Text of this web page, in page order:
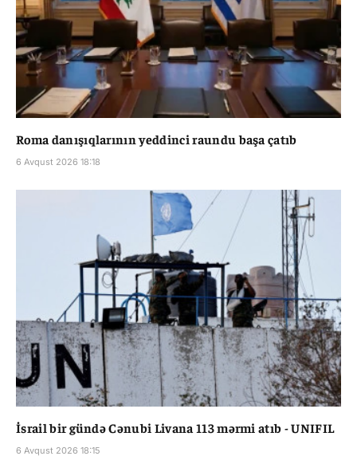
Roma danışıqlarının yeddinci raundu başa çatıb
6 Avqust 2026 18:18
İsrail bir gündə Cənubi Livana 113 mərmi atıb - UNIFIL
6 Avqust 2026 18:15